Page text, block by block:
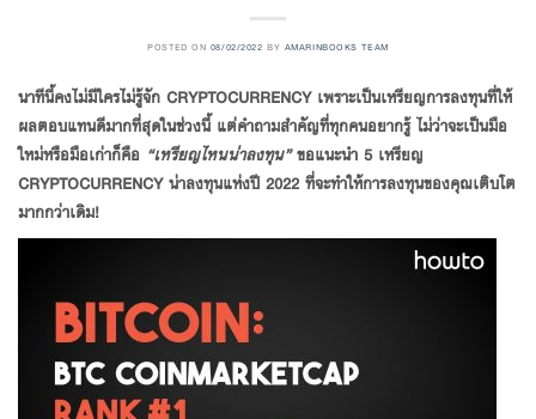
POSTED ON 08/02/2022 BY AMARINBOOKS TEAM
นาทีนี้คงไม่มีใครไม่รู้จัก CRYPTOCURRENCY เพราะเป็นเหรียญการลงทุนที่ให้
ผลตอบแทนดีมากที่สุดในช่วงนี้ แต่คำถามสำคัญที่ทุกคนอยากรู้ ไม่ว่าจะเป็นมือ
ใหม่หรือมือเก่าก็คือ “เหรียญไหนน่าลงทุน”ขอแนะนำ 5 เหรียญ
CRYPTOCURRENCY น่าลงทุนแห่งปี 2022 ที่จะทำให้การลงทุนของคุณเติบโต
มากกว่าเดิม!